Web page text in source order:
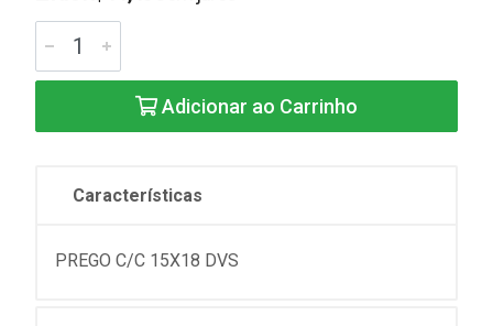
Adicionar ao Carrinho
Características
PREGO C/C 15X18 DVS